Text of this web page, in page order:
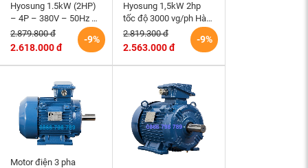
Hyosung 1.5kW (2HP)
– 4P – 380V – 50Hz –
TEFC – 90L – B3 (tốc
độ 1500 rpm) Hàn -9%
2.879.800 đ
2.618.000 đ
Hyosung 1,5kW 2hp
tốc độ 3000 vg/ph Hàn
Quốc chân đế hộp cực
trên
-9%
2.819.300 đ
2.563.000 đ
Motor điện 3 pha